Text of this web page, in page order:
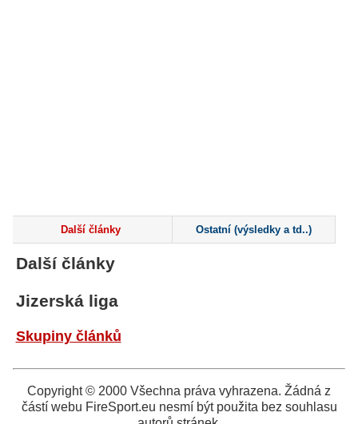
Další články Ostatní (výsledky a td..)
Další články
Jizerská liga
Skupiny článků
Copyright © 2000 Všechna práva vyhrazena. Žádná z
částí webu FireSport.eu nesmí být použita bez souhlasu